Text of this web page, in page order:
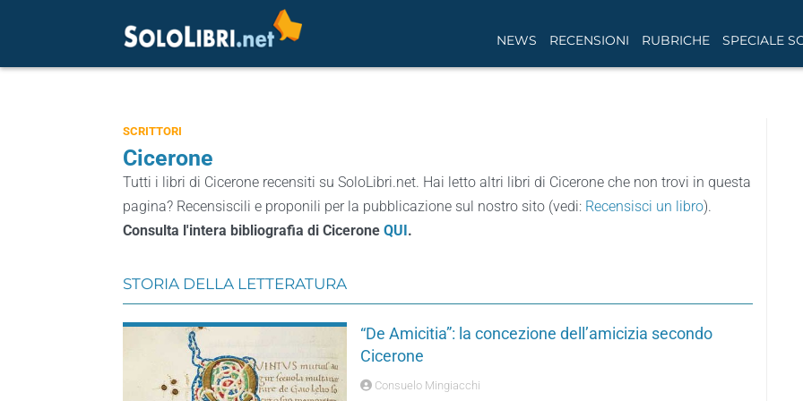
NEWS RECENSIONI RUBRICHE SPECIALE
SCRITTORI
Cicerone
Tutti i libri di Cicerone recensiti su SoloLibri.net. Hai letto altri libri di Cicerone che non trovi in questa
pagina? Recensiscili e proponili per la pubblicazione sul nostro sito (vedi: Recensisci un libro).
Consulta l'intera bibliografia di Cicerone QUI.
STORIA DELLA LETTERATURA
“De Amicitia”: la concezione dell’amicizia secondo
Cicerone
Consuelo Mingiacchi